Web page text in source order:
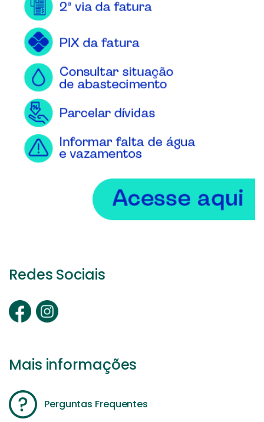
Redes Sociais
Mais informações
Perguntas Frequentes